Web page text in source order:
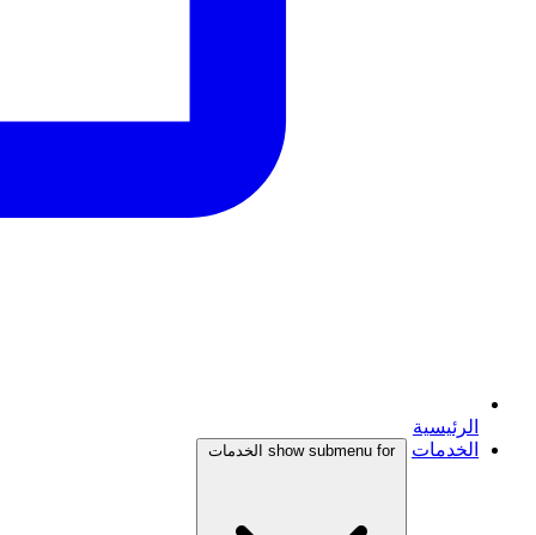
الرئيسية
الخدمات
show submenu for الخدمات